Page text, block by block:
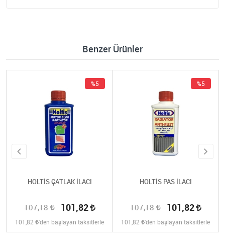
Benzer Ürünler
HOLTİS ÇATLAK İLACI
107,18 101,82
%5
101,82 'den başlayan taksitlerle
HOLTİS PAS İLACI
107,18 101,82
%5
101,82 'den başlayan taksitlerle